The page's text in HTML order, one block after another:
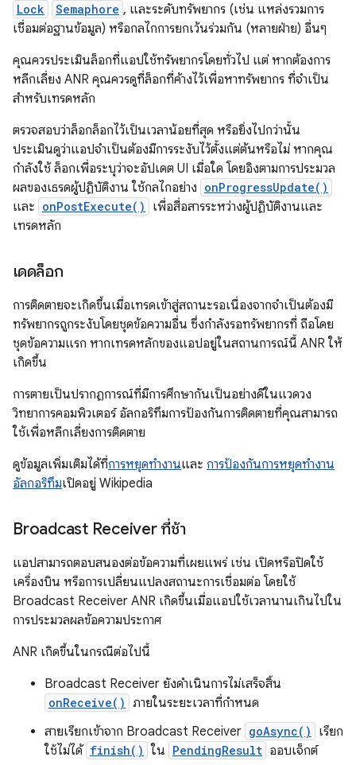
Lock Semaphore , และระดับทรัพยากร (เช่น แหล่งรวมการ
เชื่อมต่อฐานข้อมูล) หรือกลไกการยกเว้นร่วมกัน (หลายฝ่าย) อื่นๆ
คุณควรประเมินล็อกที่แอปใช้ทรัพยากรโดยทั่วไป แต่ หากต้องการ
หลีกเลี่ยง ANR คุณควรดูที่ล็อกที่ค้างไว้เพื่อหาทรัพยากร ที่จำเป็น
สำหรับเทรดหลัก
ตรวจสอบว่าล็อกล็อกไว้เป็นเวลาน้อยที่สุด หรือยิ่งไปกว่านั้น
ประเมินดูว่าแอปจำเป็นต้องมีการระงับไว้ตั้งแต่ต้นหรือไม่ หากคุณ
กำลังใช้ ล็อกเพื่อระบุว่าจะอัปเดต UI เมื่อใด โดยอิงตามการประมวล
ผลของเธรดผู้ปฏิบัติงาน ใช้กลไกอย่าง onProgressUpdate()
และ onPostExecute()
เพื่อสื่อสารระหว่างผู้ปฏิบัติงานและ
เทรดหลัก
เดดล็อก
การติดตายจะเกิดขึ้นเมื่อเทรดเข้าสู่สถานะรอเนื่องจากจำเป็นต้องมี
ทรัพยากรถูกระงับโดยชุดข้อความอื่น ซึ่งกำลังรอทรัพยากรที่ ถือโดย
ชุดข้อความแรก หากเทรดหลักของแอปอยู่ในสถานการณ์นี้ ANR ให้
เกิดขึ้น
การตายเป็นปรากฏการณ์ที่มีการศึกษากันเป็นอย่างดีในแวดวง
วิทยาการคอมพิวเตอร์ อัลกอริทึมการป้องกันการติดตายที่คุณสามารถ
ใช้เพื่อหลีกเลี่ยงการติดตาย
ดูข้อมูลเพิ่มเติมได้ที่การหยุดทำงานและ การป้องกันการหยุดทำงาน
อัลกอริทึมเปิดอยู่ Wikipedia
Broadcast Receiver ที่ช้า
แอปสามารถตอบสนองต่อข้อความที่เผยแพร่ เช่น เปิดหรือปิดใช้
เครื่องบิน หรือการเปลี่ยนแปลงสถานะการเชื่อมต่อ โดยใช้
Broadcast Receiver ANR เกิดขึ้นเมื่อแอปใช้เวลานานเกินไปใน
การประมวลผลข้อความประกาศ
ANR เกิดขึ้นในกรณีต่อไปนี้
Broadcast Receiver ยังดำเนินการไม่เสร็จสิ้น
onReceive() ภายในระยะเวลาที่กำหนด
สายเรียกเข้าจาก Broadcast Receiver goAsync()
เรียก
ใช้ไม่ได้ finish() ใน PendingResult ออบเจ็กต์